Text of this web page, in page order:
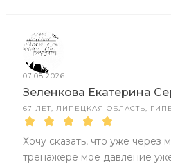
07.08.2026
Зеленкова Екатерина
67 ЛЕТ, ЛИПЕЦКАЯ ОБЛАСТЬ,
Хочу сказать, что уже через
тренажере мое давление